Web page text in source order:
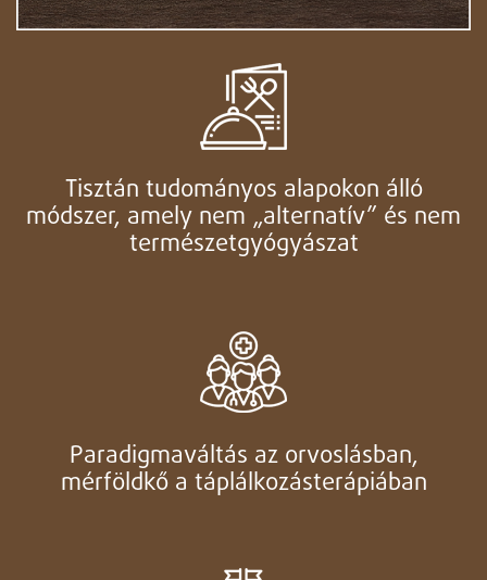
Tisztán tudományos alapokon álló
módszer, amely nem „alternatív” és nem
természetgyógyászat
Paradigmaváltás az orvoslásban,
mérföldkő a táplálkozásterápiában